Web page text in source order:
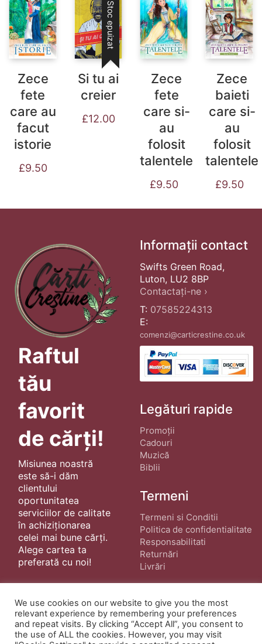
Zece
fete
care au
facut
istorie
£9.50
Stoc epuizat
Si tu ai
creier
£12.00
Zece
fete
care si-
au
folosit
talentele
£9.50
Zece
baieti
care si-
au
folosit
talentele
£9.50
Raftul
tău
favorit
de cărți!
Misiunea noastră
este să-i dăm
clientului
oportunitatea
serviciilor de calitate
în achiziționarea
celei mai bune cărți.
Alege cartea ta
preferată cu noi!
Informații contact
Swifts Green Road,
Luton, LU2 8BP
Contactați-ne ›
T: 07585224313
E:
comenzi@carticrestine.co.uk
Legături rapide
Promoții
Cadouri
Muzică
Biblii
Termeni
Termeni si Conditii
Politica de confidentialitate
Responsabilitati
Returnări
Livrări
We use cookies on our website to give you the most
relevant experience by remembering your preferences
and repeat visits. By clicking “Accept All”, you consent to
the use of ALL the cookies. However, you may visit